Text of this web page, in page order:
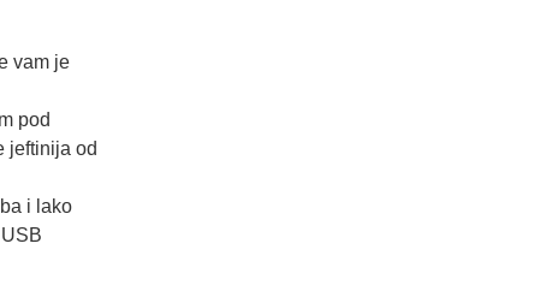
vam je
pod
jeftinija od
i lako